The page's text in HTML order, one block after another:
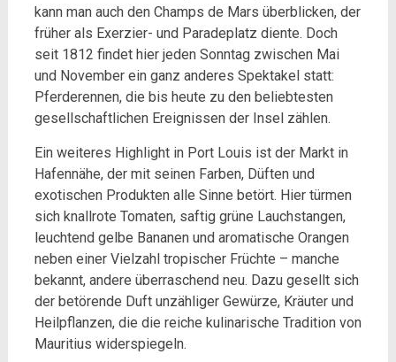
kann man auch den Champs de Mars überblicken, der
früher als Exerzier- und Paradeplatz diente. Doch
seit 1812 findet hier jeden Sonntag zwischen Mai
und November ein ganz anderes Spektakel statt:
Pferderennen, die bis heute zu den beliebtesten
gesellschaftlichen Ereignissen der Insel zählen.
Ein weiteres Highlight in Port Louis ist der Markt in
Hafennähe, der mit seinen Farben, Düften und
exotischen Produkten alle Sinne betört. Hier türmen
sich knallrote Tomaten, saftig grüne Lauchstangen,
leuchtend gelbe Bananen und aromatische Orangen
neben einer Vielzahl tropischer Früchte – manche
bekannt, andere überraschend neu. Dazu gesellt sich
der betörende Duft unzähliger Gewürze, Kräuter und
Heilpflanzen, die die reiche kulinarische Tradition von
Mauritius widerspiegeln.